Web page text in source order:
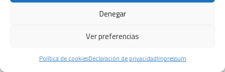
Denegar
Ver preferencias
Política de cookiesDeclaración de privacidadImpressum